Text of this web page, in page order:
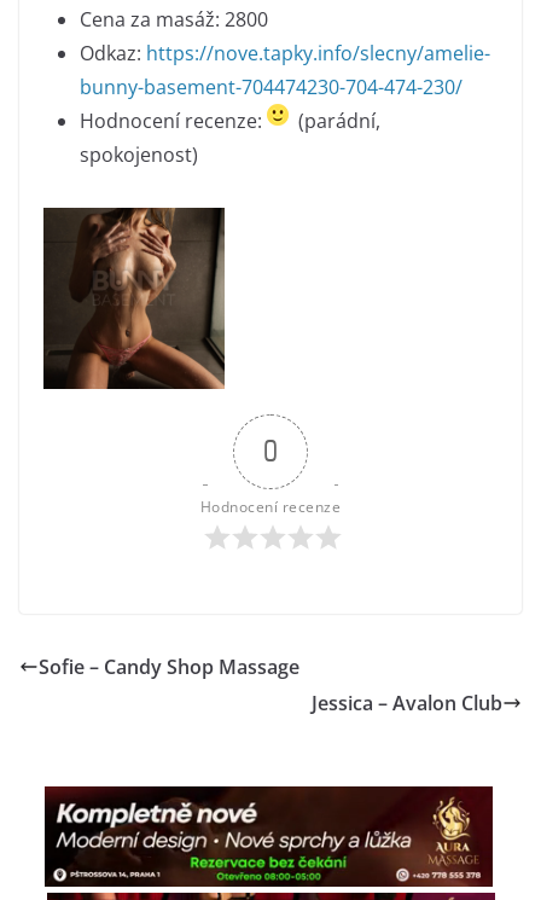
Cena za masáž: 2800
Odkaz: https://nove.tapky.info/slecny/amelie-
bunny-basement-704474230-704-474-230/
Hodnocení recenze:
(parádní,
spokojenost)
0
Hodnocení recenze
Sofie – Candy Shop Massage
Jessica – Avalon Club